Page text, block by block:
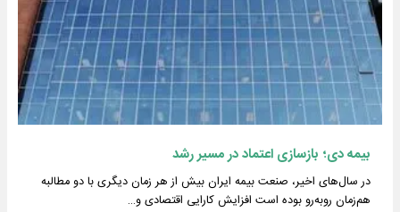
بیمه دی؛ بازسازی اعتماد در مسیر رشد
در سال‌های اخیر، صنعت بیمه ایران بیش از هر زمان دیگری با دو مطالبه
هم‌زمان روبه‌رو بوده است افزایش کارایی اقتصادی و…